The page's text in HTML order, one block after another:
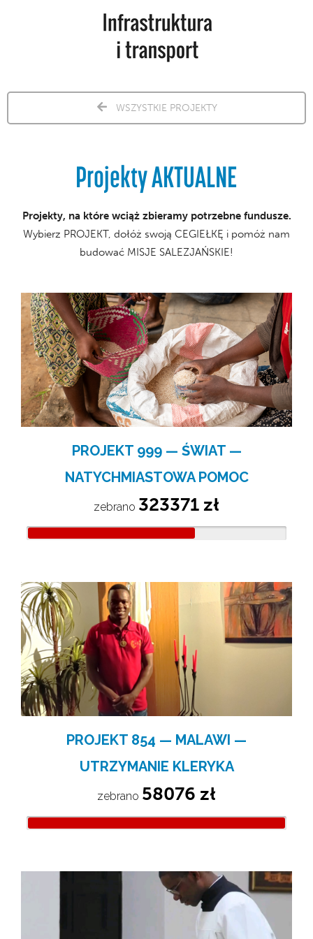
WSZYSTKIE PROJEKTY
Projekty AKTUALNE
Projekty, na które wciąż zbieramy potrzebne fundusze.
Wybierz PROJEKT, dołóż swoją CEGIEŁKĘ i pomóż nam
budować MISJE SALEZJAŃSKIE!
PROJEKT 999 — ŚWIAT —
NATYCHMIASTOWA POMOC
zebrano 323371 zł
PROJEKT 854 — MALAWI —
UTRZYMANIE KLERYKA
zebrano 58076 zł